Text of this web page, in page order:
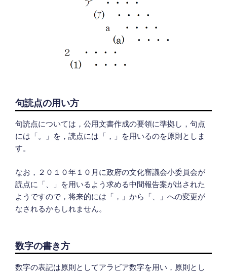
句読点の用い方
句読点については，公用文書作成の要領に準拠し，句点
には「。」を，読点には「，」を用いるのを原則としま
す。
なお，２０１０年１０月に政府の文化審議会小委員会が
読点に「、」を用いるよう求める中間報告案が出された
ようですので，将来的には「，」から「、」への変更が
なされるかもしれません。
数字の書き方
数字の表記は原則としてアラビア数字を用い，原則とし